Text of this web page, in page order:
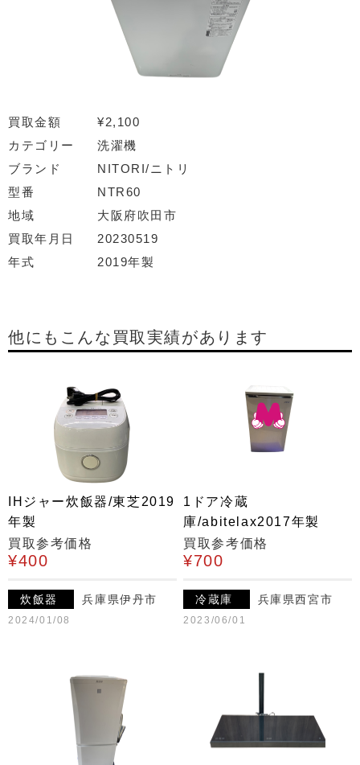
買取金額
¥2,100
カテゴリー
洗濯機
ブランド
NITORI/ニトリ
型番
NTR60
地域
大阪府吹田市
買取年月日
20230519
年式
2019年製
他にもこんな買取実績があります
IHジャー炊飯器/東芝2019
年製
買取参考価格
¥400
炊飯器 兵庫県伊丹市
2024/01/08
1ドア冷蔵
庫/abitelax2017年製
買取参考価格
¥700
冷蔵庫 兵庫県西宮市
2023/06/01